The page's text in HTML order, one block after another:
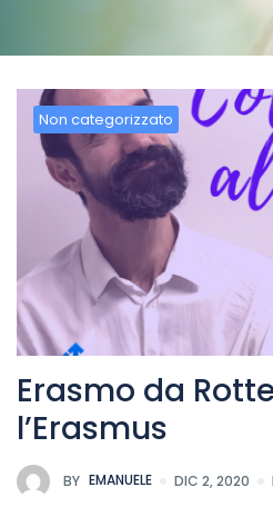
Non categorizzato
Erasmo da
l’Erasmus
BY EMANUELE DIC 2, 2020